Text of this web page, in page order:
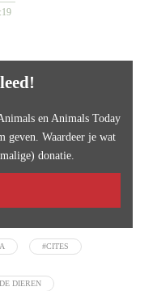
en Animals Today
geven. Waardeer je wat
donatie.
#CITES
DIEREN